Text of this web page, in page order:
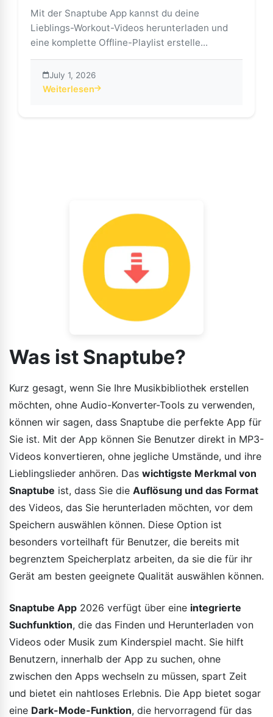
Mit der Snaptube App kannst du deine
Lieblings-Workout-Videos herunterladen und
eine komplette Offline-Playlist erstelle...
July 1, 2026
Weiterlesen
about Offline trainieren mit der Snaptube App:
Was ist Snaptube?
Kurz gesagt, wenn Sie Ihre Musikbibliothek erstellen
möchten, ohne Audio-Konverter-Tools zu verwenden,
können wir sagen, dass Snaptube die perfekte App für
Sie ist. Mit der App können Sie Benutzer direkt in MP3-
Videos konvertieren, ohne jegliche Umstände, und ihre
Lieblingslieder anhören. Das wichtigste Merkmal von
Snaptube ist, dass Sie die Auflösung und das Format
des Videos, das Sie herunterladen möchten, vor dem
Speichern auswählen können. Diese Option ist
besonders vorteilhaft für Benutzer, die bereits mit
begrenztem Speicherplatz arbeiten, da sie die für ihr
Gerät am besten geeignete Qualität auswählen können.
Snaptube App 2026 verfügt über eine integrierte
Suchfunktion, die das Finden und Herunterladen von
Videos oder Musik zum Kinderspiel macht. Sie hilft
Benutzern, innerhalb der App zu suchen, ohne
zwischen den Apps wechseln zu müssen, spart Zeit
und bietet ein nahtloses Erlebnis. Die App bietet sogar
eine Dark-Mode-Funktion, die hervorragend für das